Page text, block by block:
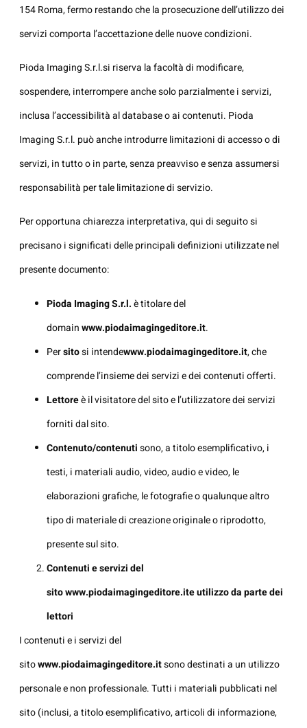
154 Roma, fermo restando che la prosecuzione dell’utilizzo dei
servizi comporta l’accettazione delle nuove condizioni.
Pioda Imaging S.r.l.si riserva la facoltà di modificare,
sospendere, interrompere anche solo parzialmente i servizi,
inclusa l’accessibilità al database o ai contenuti. Pioda
Imaging S.r.l. può anche introdurre limitazioni di accesso o di
servizi, in tutto o in parte, senza preavviso e senza assumersi
responsabilità per tale limitazione di servizio.
Per opportuna chiarezza interpretativa, qui di seguito si
precisano i significati delle principali definizioni utilizzate nel
presente documento:
Pioda Imaging S.r.l.è titolare del
domainwww.piodaimagingeditore.it.
Persitosi intendewww.piodaimagingeditore.it, che
comprende l’insieme dei servizi e dei contenuti offerti.
Lettoreè il visitatore del sito e l’utilizzatore dei servizi
forniti dal sito.
Contenuto/contenutisono, a titolo esemplificativo, i
testi, i materiali audio, video, audio e video, le
elaborazioni grafiche, le fotografie o qualunque altro
tipo di materiale di creazione originale o riprodotto,
presente sul sito.
Contenuti e servizi del
sitowww.piodaimagingeditore.ite utilizzo da parte dei
lettori
I contenuti e i servizi del
sitowww.piodaimagingeditore.itsono destinati a un utilizzo
personale e non professionale. Tutti i materiali pubblicati nel
sito (inclusi, a titolo esemplificativo, articoli di informazione,